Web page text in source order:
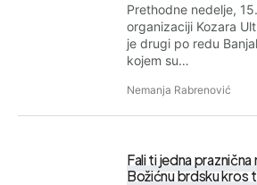
Prethodne nedelje,
organizaciji Kozara
je drugi po redu
kojem su…
Nemanja Rabrenović
Fali ti jedna
Božićnu brdsku kros